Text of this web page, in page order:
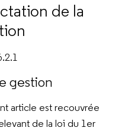
de la
gestion
article est recouvrée
de la loi du 1er